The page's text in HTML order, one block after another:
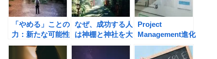
「やめる」ことの
力：新たな可能性
への一歩。
QUITTING やめ
なぜ、成功する人
は神棚と神社を大
切にするのか？
(窪寺伸浩)の書評
Project
Management進化
論（後藤智博, 渡
瀬智，西郷智史）